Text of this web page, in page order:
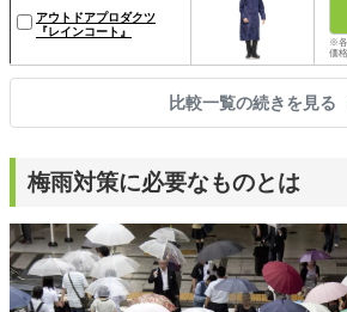
アウトドアプロダクツ
『レインコート』
※各
価格
比較一覧の続きを見る
梅雨対策に必要なものとは